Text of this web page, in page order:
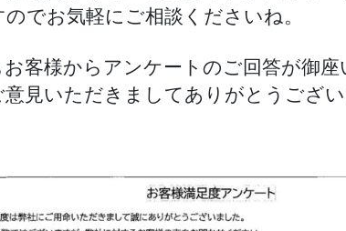
のでお気軽にご相談くださいね。
お客様からアンケートのご回答が御
意見いただきましてありがとうござ